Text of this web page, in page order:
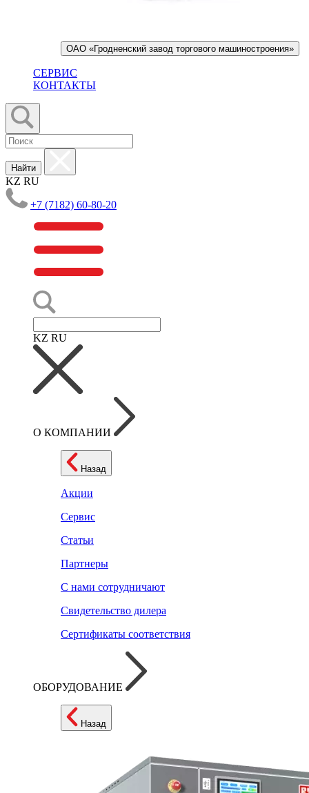
ОАО «Гродненский завод торгового машиностроения»
СЕРВИС
КОНТАКТЫ
Найти
KZ RU
+7 (7182) 60-80-20
KZ RU
О КОМПАНИИ
Назад
Акции
Сервис
Статьи
Партнеры
С нами сотрудничают
Свидетельство дилера
Сертификаты соответствия
ОБОРУДОВАНИЕ
Назад